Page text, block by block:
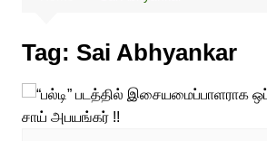
Tag: Sai Abhyankar